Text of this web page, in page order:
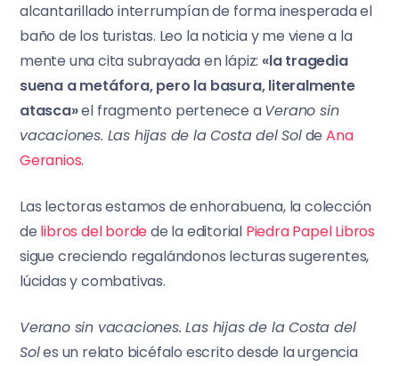
alcantarillado interrumpían de forma inesperada el
baño de los turistas. Leo la noticia y me viene a la
mente una cita subrayada en lápiz: «la tragedia
suena a metáfora, pero la basura, literalmente
atasca»el fragmento pertenece aVerano sin
vacaciones. Las hijas de la Costa del SoldeAna
Geranios.
Las lectoras estamos de enhorabuena, la colección
de libros del bordede la editorial Piedra Papel Libros
sigue creciendo regalándonos lecturas sugerentes,
lúcidas y combativas.
Verano sin vacaciones. Las hijas de la Costa del
Soles un relato bicéfalo escrito desde la urgencia